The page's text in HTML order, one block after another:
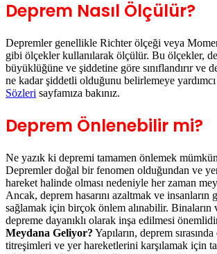
Depremler genellikle Richter ölçeği veya
büyüklüğüne ve şiddetine göre sınıflandırır ve
ne kadar şiddetli olduğunu belirlemeye
Sözlerisayfamıza bakınız.
Deprem Önlenebilir mi?
Ne yazık ki depremi tamamen önlemek
hareket halinde olması nedeniyle her zaman
Ancak, deprem hasarını azaltmak ve insanların
sağlamak için birçok önlem alınabilir. Binaların
depreme dayanıklı olarak inşa edilmesi
Meydana Geliyor?Yapıların, deprem sırasında
titreşimleri ve yer hareketlerini karşılamak için
edilmesi gerekmektedir. Deprem dayanıklı
hasarını azaltabilir ve insanların hayatlarını